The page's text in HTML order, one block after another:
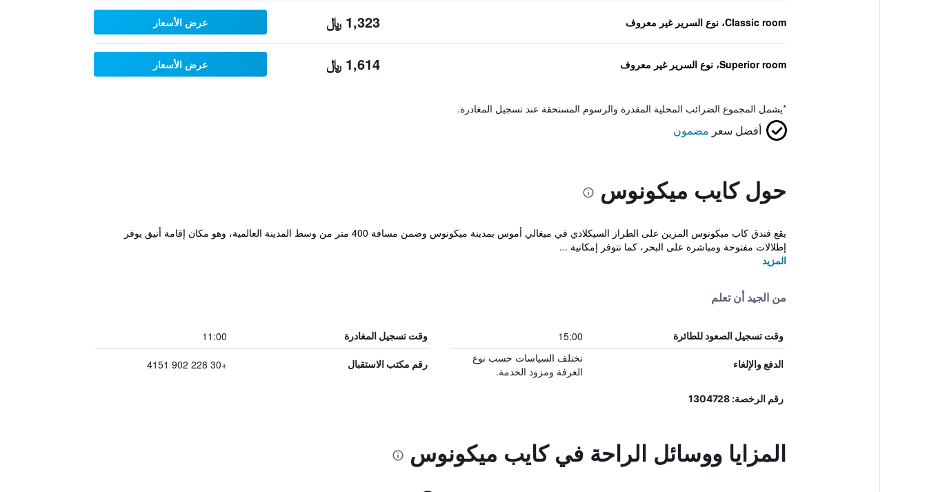
Classic room، نوع السرير غير معروف 1,323 ﷼ عرض الأسعار
Superior room، نوع السرير غير معروف 1,614 ﷼ عرض الأسعار
*يشمل المجموع الضرائب المحلية المقدرة والرسوم المستحقة عند تسجيل المغادرة.
أفضل سعر مضمون
حول كايب ميكونوس
يقع فندق كاب ميكونوس المزين على الطراز السيكلادي في ميغالي أموس بمدينة ميكونوس وضمن مسافة 400 متر من وسط المدينة العالمية، وهو مكان إقامة أنيق يوفر
إطلالات مفتوحة ومباشرة على البحر، كما تتوفر إمكانية ...
المزيد
من الجيد أن تعلم
وقت تسجيل الصعود للطائرة 15:00 وقت تسجيل المغادرة 11:00
الدفع والإلغاء
تختلف السياسات حسب نوع
الغرفة ومزود الخدمة.
رقم مكتب الاستقبال +30 228 902 4151
رقم الرخصة: 1304728
المزايا ووسائل الراحة في كايب ميكونوس